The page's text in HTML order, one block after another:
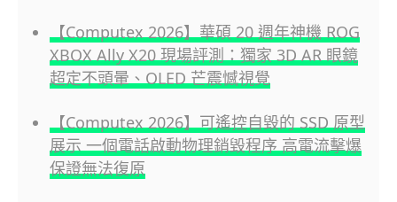
【Computex 2026】華碩 20 週年神機 ROG
XBOX Ally X20 現場評測：獨家 3D AR 眼鏡
超定不頭暈、OLED 芒震憾視覺
【Computex 2026】可遙控自毀的 SSD 原型
展示 一個電話啟動物理銷毀程序 高電流擊爆
保證無法復原